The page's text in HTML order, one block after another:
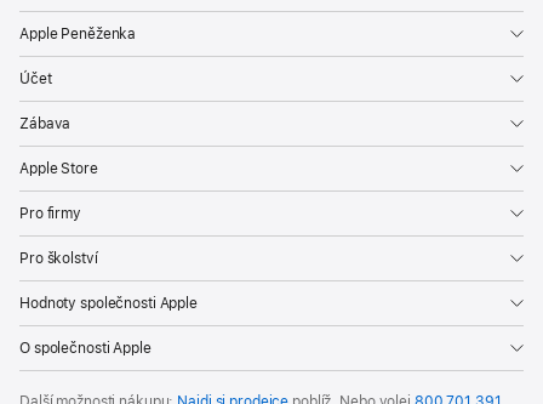
Apple Peněženka
Účet
Zábava
Apple Store
Pro firmy
Pro školství
Hodnoty společnosti Apple
O společnosti Apple